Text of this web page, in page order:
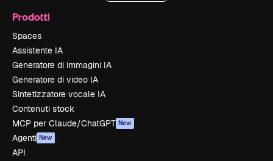
Prodotti
Spaces
Assistente IA
Generatore di immagini IA
Generatore di video IA
Sintetizzatore vocale IA
Contenuti stock
MCP per Claude/ChatGPT New
Agenti New
API